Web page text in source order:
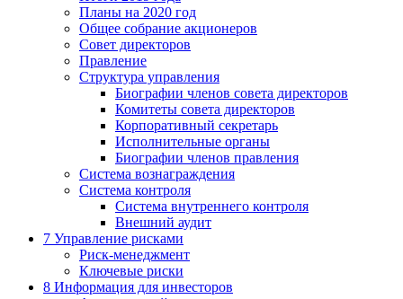
Планы на 2020 год
Общее собрание акционеров
Совет директоров
Правление
Структура управления
Биографии членов совета директоров
Комитеты совета директоров
Корпоративный секретарь
Исполнительные органы
Биографии членов правления
Система вознаграждения
Система контроля
Система внутреннего контроля
Внешний аудит
7 Управление рисками
Риск-менеджмент
Ключевые риски
8 Информация для инвесторов